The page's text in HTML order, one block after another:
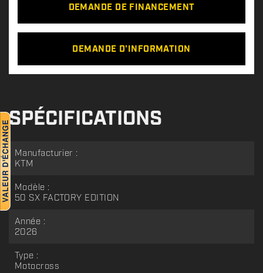
DEMANDE DE FINANCEMENT
DEMANDE D'INFORMATION
SPÉCIFICATIONS
Manufacturier :
KTM
Modèle :
50 SX FACTORY EDITION
Année :
2026
Type :
Motocross